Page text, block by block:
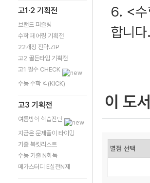
고1·2 기획전
브랜드 퍼즐링
수학 페어링 기획전
22개정 전략.ZIP
고2 골든타임 기획전
고1 필수 CHECK
수능 수학 킥(KICK)
고3 기획전
여름방학 학습진단
지금은 문제풀이 타이밍
기출 북킷리스트
수능 기출 N회독
메가스터디 E실전N제
6. <수
합니
이 도